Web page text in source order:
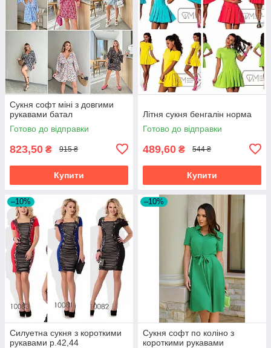
Сукня софт міні з довгими
рукавами батал
Готово до відправки
823,50 ₴ 915 ₴
Купити
Літня сукня бенгалін норма
Готово до відправки
489,60 ₴ 544 ₴
Купити
–10%
Силуетна сукня з короткими
рукавами р.42,44
–10%
Сукня софт по коліно з
короткими рукавами